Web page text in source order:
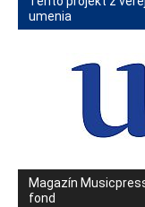
umenia
Magazín
fond